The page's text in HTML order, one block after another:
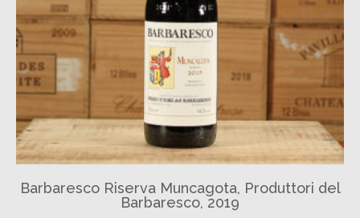
Barbaresco Riserva Muncagota, Produttori del
Barbaresco, 2019